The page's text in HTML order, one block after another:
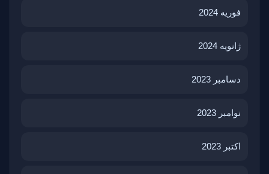
فوریه 2024
ژانویه 2024
دسامبر 2023
نوامبر 2023
اکتبر 2023